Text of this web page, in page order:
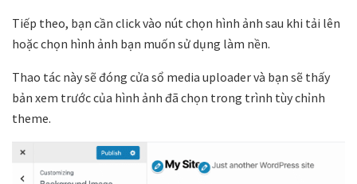
Tiếp theo, bạn cần click vào nút chọn hình ảnh sau khi tải lên
hoặc chọn hình ảnh bạn muốn sử dụng làm nền.
Thao tác này sẽ đóng cửa sổ media uploader và bạn sẽ thấy
bản xem trước của hình ảnh đã chọn trong trình tùy chỉnh
theme.